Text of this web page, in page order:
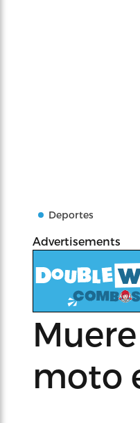
Deportes
Advertisements
moto